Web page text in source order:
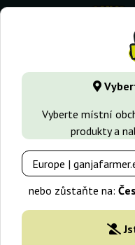
Vyberte místní
produkty a
nebo zůstaňte na:
GanjaFarmer.cz
Genetics)